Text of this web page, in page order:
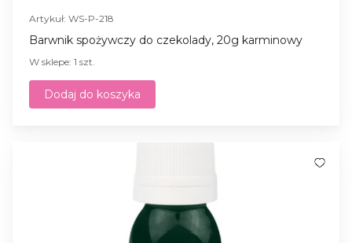
Artykuł: WS-P-218
Barwnik spożywczy do czekolady, 20g karminowy
W sklepe: 1 szt.
Dodaj do koszyka